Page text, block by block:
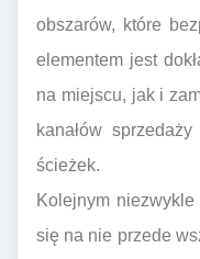
obszarów, które
elementem jest
na miejscu, jak i
kanałów
ścieżek.
Kolejnym
się na nie przede